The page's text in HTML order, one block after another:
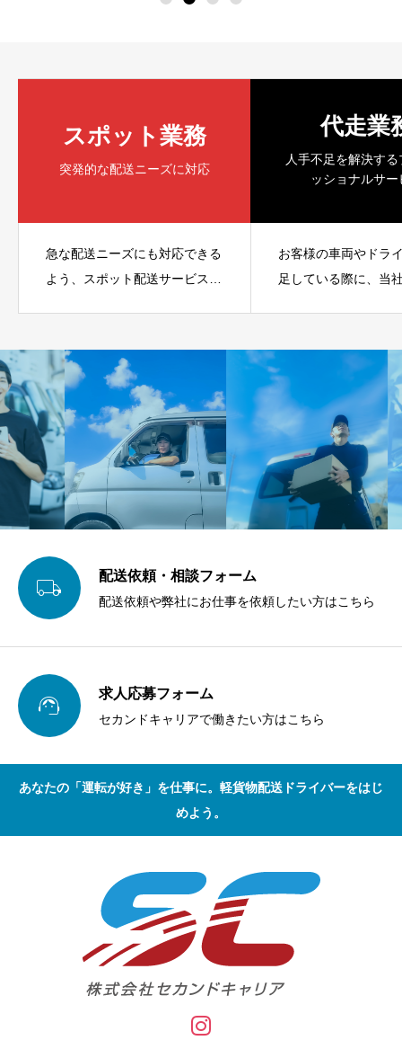
スポット業務
突発的な配送ニーズに対応
急な配送ニーズにも対応できる
よう、スポット配送サービスを
合や、イベント業者が機材を即
時配送したい場合など、業種ご
との特有の要望にも対応可能で
す。単発での配送依頼にも対応
し、突発的な物流需要にも迅速
に応じます。
代走業
人手不足を解決す
ッショナルサー
お客様の車両やドラ
足している際に、当
に対応し、安定した
支援することで、企
務の継続性を確保し
ドライバー、ルート
バー、スポット便ド
ど、業務内容に応じ
材を提供いたします
 配送依頼・相談フォーム
配送依頼や弊社にお仕事を依頼したい方はこちら
 求人応募フォーム
セカンドキャリアで働きたい方はこちら
あなたの「運転が好き」を仕事に。軽貨物配送ドライバーをはじ
めよう。